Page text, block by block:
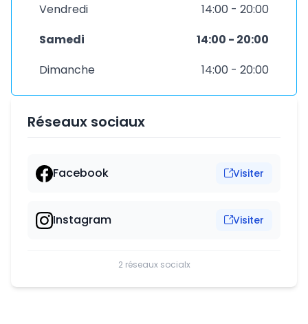
Vendredi
14:00 - 20:00
Samedi
14:00 - 20:00
Dimanche
14:00 - 20:00
Réseaux sociaux
Facebook Visiter
Instagram Visiter
2 réseaux socialx